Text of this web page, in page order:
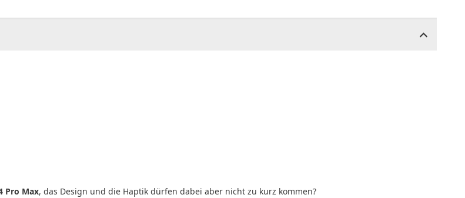
Pro Max, das Design und die Haptik dürfen dabei aber nicht zu kurz kommen?